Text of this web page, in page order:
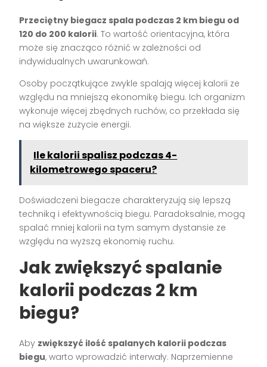
Przeciętny biegacz spala podczas 2 km biegu od
120 do 200 kalorii. To wartość orientacyjna, która
może się znacząco różnić w zależności od
indywidualnych uwarunkowań.
Osoby początkujące zwykle spalają więcej kalorii ze
względu na mniejszą ekonomikę biegu. Ich organizm
wykonuje więcej zbędnych ruchów, co przekłada się
na większe zużycie energii.
Ile kalorii spalisz podczas 4-
kilometrowego spaceru?
Doświadczeni biegacze charakteryzują się lepszą
techniką i efektywnością biegu. Paradoksalnie, mogą
spalać mniej kalorii na tym samym dystansie ze
względu na wyższą ekonomię ruchu.
Jak zwiększyć spalanie
kalorii podczas 2 km
biegu?
Aby zwiększyć ilość spalanych kalorii podczas
biegu, warto wprowadzić interwały. Naprzemienne